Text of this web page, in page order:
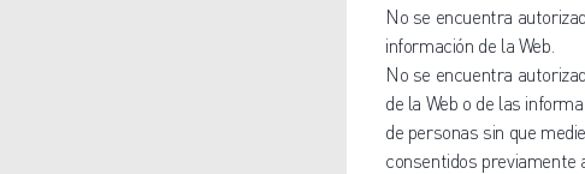
No se encuentra
información de la Web.
No se encuentra
de la Web o de las
de personas sin que
consentidos previamente